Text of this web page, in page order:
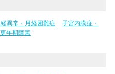
経異常・月経困難症
子宮内膜症・
更年期障害